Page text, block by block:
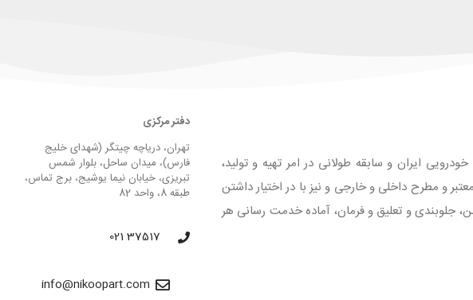
ایران و سابقه طولانی در امر تهیه و تولید،
و مطرح داخلی و خارجی و نیز با در اختیار داشتن
داخل، آپشن، جلوبندی و تعلیق و فرمان، آماده خدمت رسانی هر
دفتر مرکزی
تهران، دریاچه چیتگر (شهدای خلیج
فارس)، میدان ساحل، بلوار شمس
تبریزی، خیابان نیما یوشیج، برج تماس،
طبقه 8، واحد 82
37517 021
info@nikoopart.com